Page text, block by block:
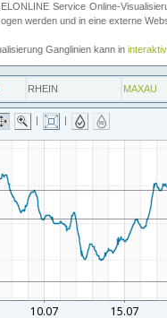
Service Online-
werden und in eine externe
Ganglinien kann in